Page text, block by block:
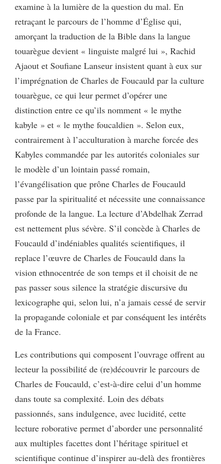
examine à la lumière de la question du mal. En
retraçant le parcours de l’homme d’Église qui,
amorçant la traduction de la Bible dans la langue
touarègue devient « linguiste malgré lui », Rachid
Ajaout et Soufiane Lanseur insistent quant à eux sur
l’imprégnation de Charles de Foucauld par la culture
touarègue, ce qui leur permet d’opérer une
distinction entre ce qu’ils nomment « le mythe
kabyle » et « le mythe foucaldien ». Selon eux,
contrairement à l’acculturation à marche forcée des
Kabyles commandée par les autorités coloniales sur
le modèle d’un lointain passé romain,
l’évangélisation que prône Charles de Foucauld
passe par la spiritualité et nécessite une connaissance
profonde de la langue. La lecture d’Abdelhak Zerrad
est nettement plus sévère. S’il concède à Charles de
Foucauld d’indéniables qualités scientifiques, il
replace l’œuvre de Charles de Foucauld dans la
vision ethnocentrée de son temps et il choisit de ne
pas passer sous silence la stratégie discursive du
lexicographe qui, selon lui, n’a jamais cessé de servir
la propagande coloniale et par conséquent les intérêts
de la France.
Les contributions qui composent l’ouvrage offrent au
lecteur la possibilité de (re)découvrir le parcours de
Charles de Foucauld, c’est-à-dire celui d’un homme
dans toute sa complexité. Loin des débats
passionnés, sans indulgence, avec lucidité, cette
lecture roborative permet d’aborder une personnalité
aux multiples facettes dont l’héritage spirituel et
scientifique continue d’inspirer au-delà des frontières